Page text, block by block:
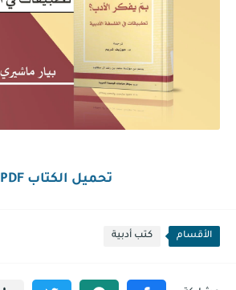
تحميل الكتاب PDF
الأقسام كتب أدبية